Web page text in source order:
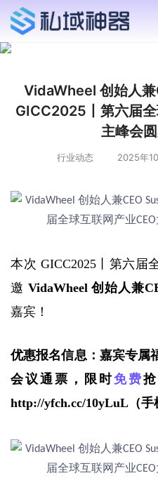
VidaWheel 创始人
GICC2025丨第六届
主峰会
行业动态 2025年
本次 GICC2025丨第六届
邀 VidaWheel 创始人兼
嘉宾 ！
优惠报名信息：嘉宾专属
会议通票，限时免费
http://yfch.cc/10yLuL （